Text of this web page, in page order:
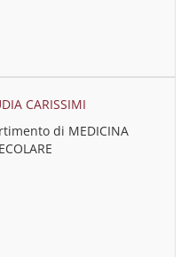
CARISSIMI
di MEDICINA